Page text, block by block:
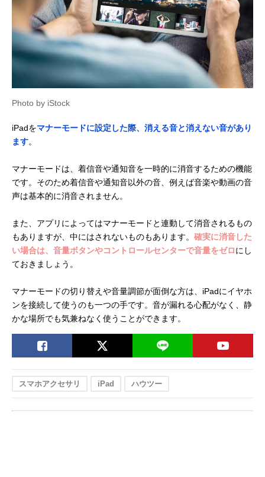
Photo by iStock
iPadをマナーモードに設定した際、消える音と消えない音があり
ます。
マナーモードは、着信音や通知音を一時的に消音するための機能
です。そのため着信音や通知音以外の音、例えば音楽や動画の音
声は基本的に消音されません。
また、アプリによってはマナーモードと連動して消音されるもの
もありますが、中にはされないものもあります。 確実に消音した
い場合は、音量ボタンやコントロールセンターで音量をゼロにし
ておきましょう。
マナーモードの切り替えや音量調節が面倒な方は、iPadにイヤホ
ンを接続して使うのも一つの手です。音が漏れる心配がなく、静
かな場所でも気兼ねなく使うことができます。
スマホアクセサリ iPad ハウツー